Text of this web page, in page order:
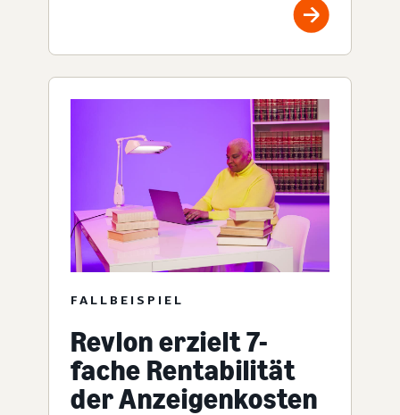
FALLBEISPIEL
Revlon erzielt 7-
fache Rentabilität
der Anzeigenkosten